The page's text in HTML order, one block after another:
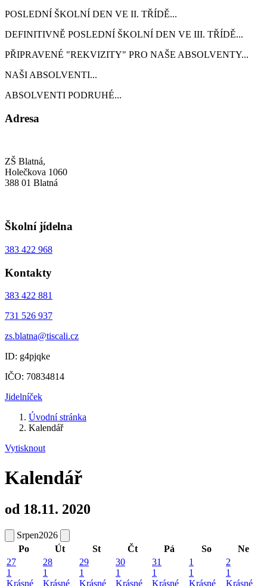
POSLEDNÍ ŠKOLNÍ DEN VE II. TŘÍDĚ...
DEFINITIVNĚ POSLEDNÍ ŠKOLNÍ DEN VE III. TŘÍDĚ...
PŘIPRAVENÉ "REKVIZITY" PRO NAŠE ABSOLVENTY...
NAŠI ABSOLVENTI...
ABSOLVENTI PODRUHÉ...
Adresa
ZŠ Blatná,
Holečkova 1060
388 01 Blatná
Školní jídelna
383 422 968
Kontakty
383 422 881
731 526 937
zs.blatna@tiscali.cz
ID: g4pjqke
IČO: 70834814
Jidelníček
Úvodní stránka
Kalendář
Vytisknout
Kalendář
od 18.11. 2020
Srpen2026
Po
Út St Čt Pá So
Ne
27
1
Krásné
28
1
Krásné
29
1
Krásné
30
1
Krásné
31
1
Krásné
1
1
Krásné
2
1
Krásné